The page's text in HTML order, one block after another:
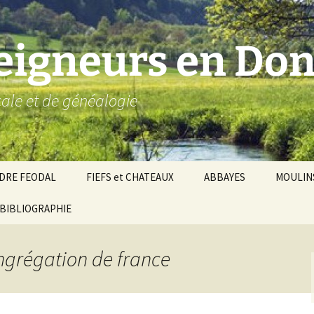
en
et de généalogie
FEODAL
de Donzy
duché de Nevers
FIEFS et CHATEAUX ABBAYES
BIBLIOGRAPHIE
de france